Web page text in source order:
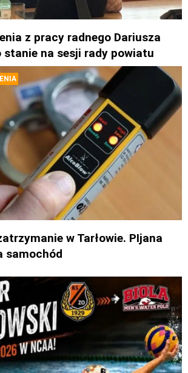
z pracy radnego Dariusza
stanie na sesji rady powiatu
w Tarłowie. PIjana
samochód